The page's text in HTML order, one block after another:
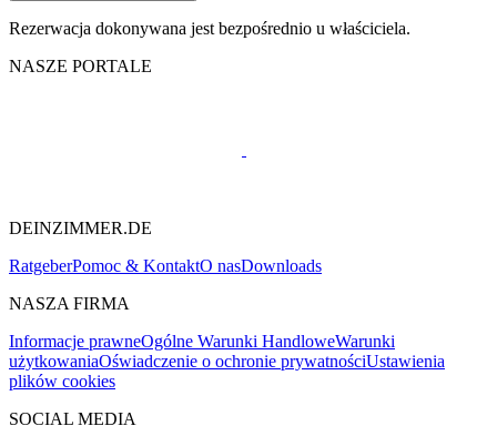
Rezerwacja dokonywana jest bezpośrednio u właściciela.
NASZE PORTALE
DEINZIMMER.DE
RatgeberPomoc & KontaktO nasDownloads
NASZA FIRMA
Informacje prawneOgólne Warunki HandloweWarunki
użytkowaniaOświadczenie o ochronie prywatnościUstawienia
plików cookies
SOCIAL MEDIA